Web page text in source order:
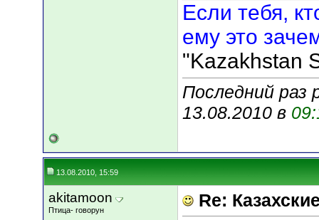
Если тебя,
ему это
"Kazakhstan
Последний раз
13.08.2010 в
13.08.2010, 15:59
akitamoon
Птица- говорун Re: